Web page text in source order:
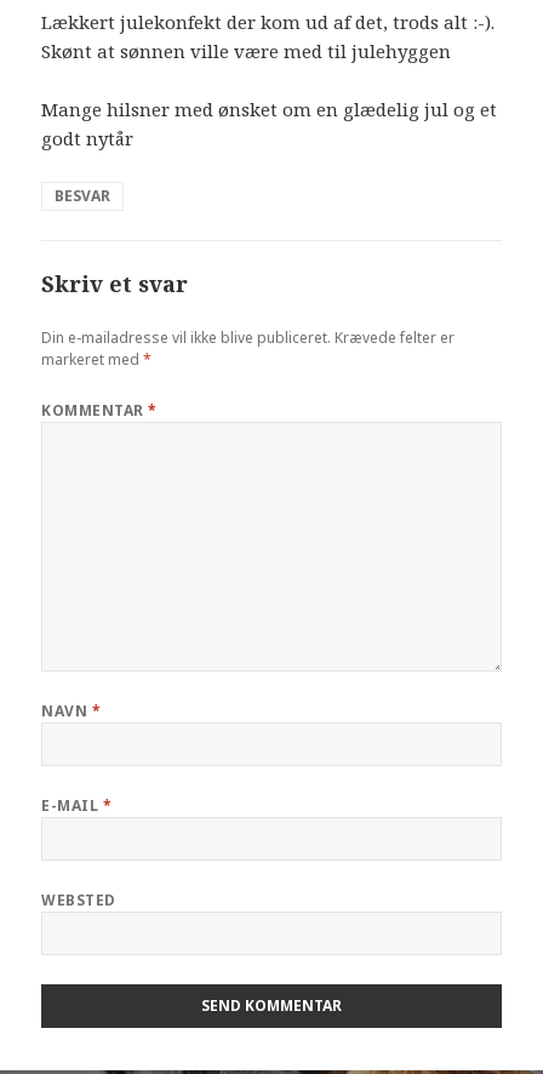
Lækkert julekonfekt der kom ud af det, trods alt :-).
Skønt at sønnen ville være med til julehyggen
Mange hilsner med ønsket om en glædelig jul og et
godt nytår
BESVAR
Skriv et svar
Din e-mailadresse vil ikke blive publiceret. Krævede felter er
markeret med*
KOMMENTAR*
NAVN *
E-MAIL *
WEBSTED